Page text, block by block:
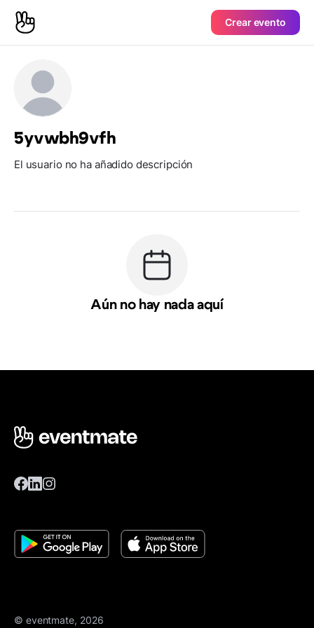
Crear evento
5yvwbh9vfh
El usuario no ha añadido descripción
Aún no hay nada aquí
© eventmate, 2026